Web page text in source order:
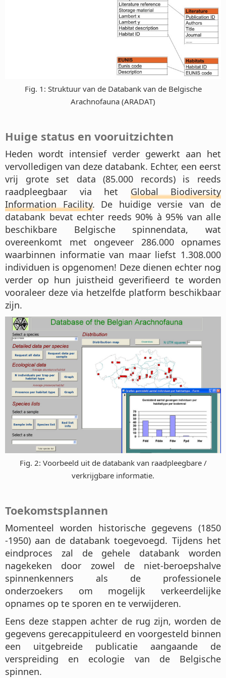
Fig. 1: Struktuur van de Databank van de Belgische
Arachnofauna (ARADAT)
Huige status en vooruitzichten
Heden wordt intensief verder gewerkt aan het
vervolledigen van deze databank. Echter, een eerst
vrij grote set data (85.000 records) is reeds
raadpleegbaar via het Global Biodiversity
Information Facility. De huidige versie van de
databank bevat echter reeds 90% à 95% van alle
beschikbare Belgische spinnendata, wat
overeenkomt met ongeveer 286.000 opnames
waarbinnen informatie van maar liefst 1.308.000
individuen is opgenomen! Deze dienen echter nog
verder op hun juistheid geverifieerd te worden
vooraleer deze via hetzelfde platform beschikbaar
zijn.
Fig. 2: Voorbeeld uit de databank van raadpleegbare /
verkrijgbare informatie.
Toekomstsplannen
Momenteel worden historische gegevens (1850
-1950) aan de databank toegevoegd. Tijdens het
eindproces zal de gehele databank worden
nagekeken door zowel de niet-beroepshalve
spinnenkenners als de professionele
onderzoekers om mogelijk verkeerdelijke
opnames op te sporen en te verwijderen.
Eens deze stappen achter de rug zijn, worden de
gegevens gerecappituleerd en voorgesteld binnen
een uitgebreide publicatie aangaande de
verspreiding en ecologie van de Belgische
spinnen.